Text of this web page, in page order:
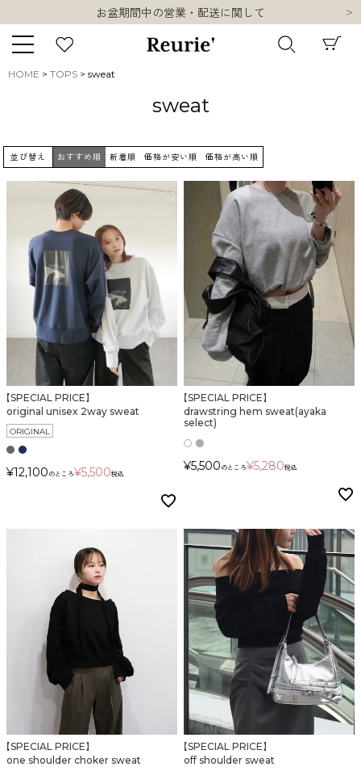
お盆期間中の営業・配送に関して
10,000円以上ご購入で送料無料
熊本県熊本地方を震源とする地震の影響について
類似ブランド・他社ショップ様との誤認知に関するお願い
販売タイプ
新着 SALE
商品タイプ
ORIGINAL HIT ITEM
カラー
在庫なし商品
表示する
表示しない
検索
HOME TOPS sweat
sweat
並び替え おすすめ順 新着順 価格が安い順 価格が高い順
【SPECIAL PRICE】
original unisex 2way sweat
ORIGINAL
¥12,100 のところ¥5,500税込
【SPECIAL PRICE】
drawstring hem sweat(ayaka
select)
¥5,500 のところ¥5,280税込
【SPECIAL PRICE】
one shoulder choker sweat
【SPECIAL PRICE】
off shoulder sweat